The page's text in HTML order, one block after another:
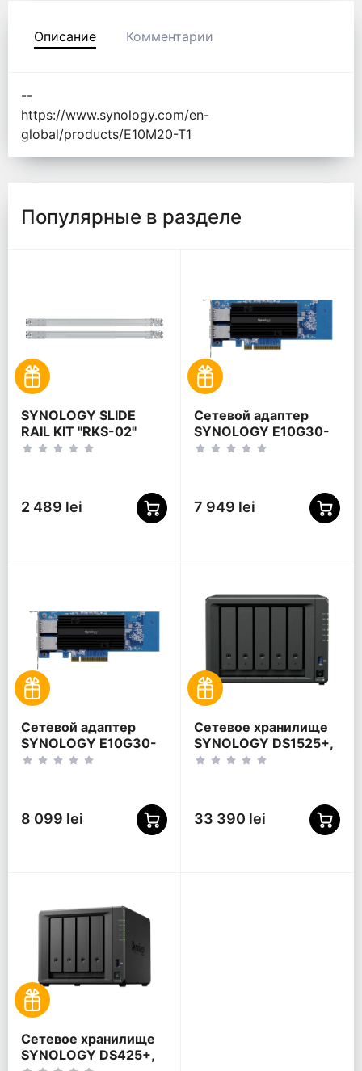
Описание Комментарии
--
https://www.synology.com/en-
global/products/E10M20-T1
Популярные в разделе
SYNOLOGY SLIDE
RAIL KIT "RKS-02"
2 489 lei
Сетевой адаптер
SYNOLOGY E10G30-
F2 + дополнительная
7 949 lei
Сетевой адаптер
SYNOLOGY E10G30-
T2 высокоскоростная
8 099 lei
Сетевое хранилище
SYNOLOGY DS1525+,
Черный
33 390 lei
Сетевое хранилище
SYNOLOGY DS425+,